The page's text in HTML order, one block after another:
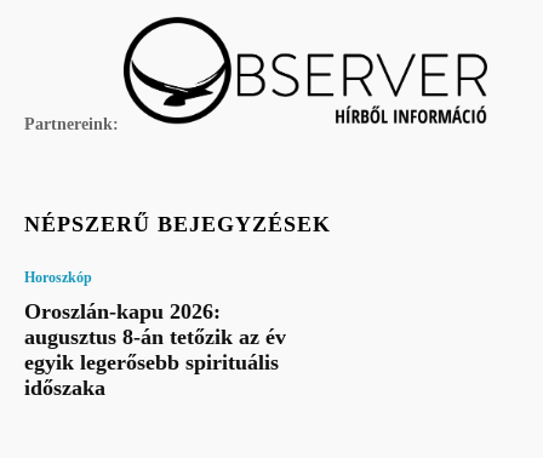
Partnereink:
NÉPSZERŰ BEJEGYZÉSEK
Horoszkóp
Oroszlán-kapu 2026:
augusztus 8-án tetőzik az év
egyik legerősebb spirituális
időszaka